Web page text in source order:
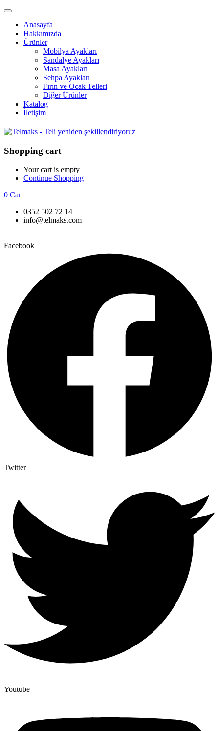
Anasayfa
Hakkımızda
Ürünler
Mobilya Ayakları
Sandalye Ayakları
Masa Ayakları
Sehpa Ayakları
Fırın ve Ocak Telleri
Diğer Ürünler
Katalog
İletişim
Shopping cart
Your cart is empty
Continue Shopping
0 Cart
0352 502 72 14
info@telmaks.com
Facebook
Twitter
Youtube